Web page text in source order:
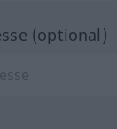
(optional)